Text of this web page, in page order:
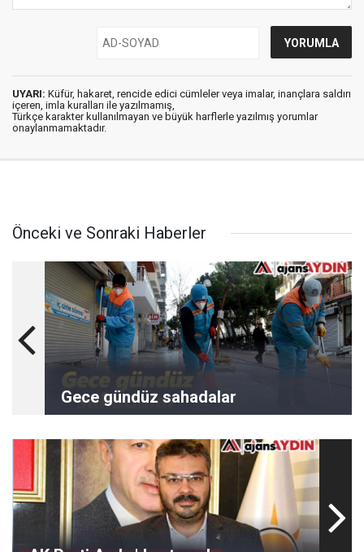
UYARI: Küfür, hakaret, rencide edici cümleler veya imalar, inançlara saldırı
içeren, imla kuralları ile yazılmamış,
Türkçe karakter kullanılmayan ve büyük harflerle yazılmış yorumlar
onaylanmamaktadır.
Önceki ve Sonraki Haberler
Gece gündüz sahadalar